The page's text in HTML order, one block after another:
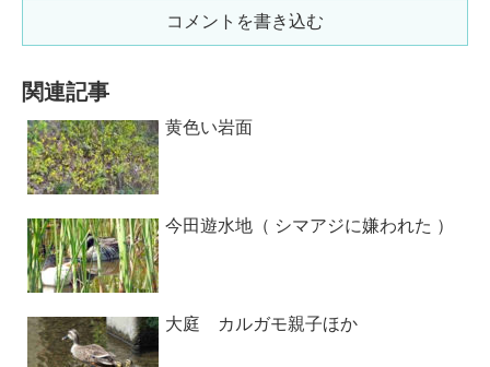
コメントを書き込む
関連記事
黄色い岩面
今田遊水地（ シマアジに嫌われた ）
大庭 カルガモ親子ほか